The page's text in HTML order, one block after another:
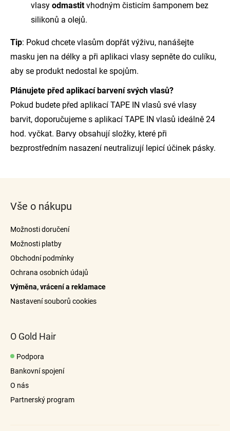
vlasy odmastitvhodným čisticím šamponem bez
silikonů a olejů.
Tip: Pokud chcete vlasům dopřát výživu, nanášejte
masku jen na délky a při aplikaci vlasy sepněte do culíku,
aby se produkt nedostal ke spojům.
Plánujete před aplikací barvení svých vlasů?
Pokud budete před aplikací TAPE IN vlasů své vlasy
barvit, doporučujeme s aplikací TAPE IN vlasů ideálně 24
hod. vyčkat. Barvy obsahují složky, které při
bezprostředním nasazení neutralizují lepicí účinek pásky.
Vše o nákupu
Možnosti doručení
Možnosti platby
Obchodní podmínky
Ochrana osobních údajů
Výměna, vrácení a reklamace
Nastavení souborů cookies
O Gold Hair
Podpora
Bankovní spojení
O nás
Partnerský program